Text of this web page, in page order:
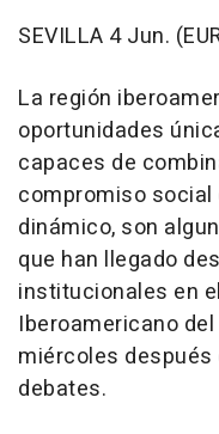
SEVILLA 4 Jun.
La región
oportunidades
capaces de
compromiso social
dinámico, son
que han llegado
institucionales en
Iberoamericano
miércoles
debates.